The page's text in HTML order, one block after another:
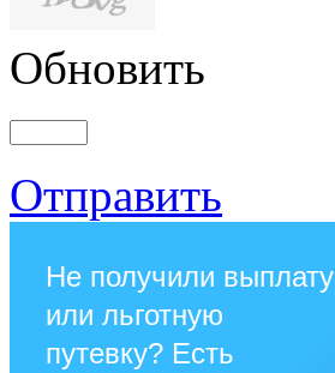
Обновить
Отправить
Не получили выплату
или льготную
путевку? Есть